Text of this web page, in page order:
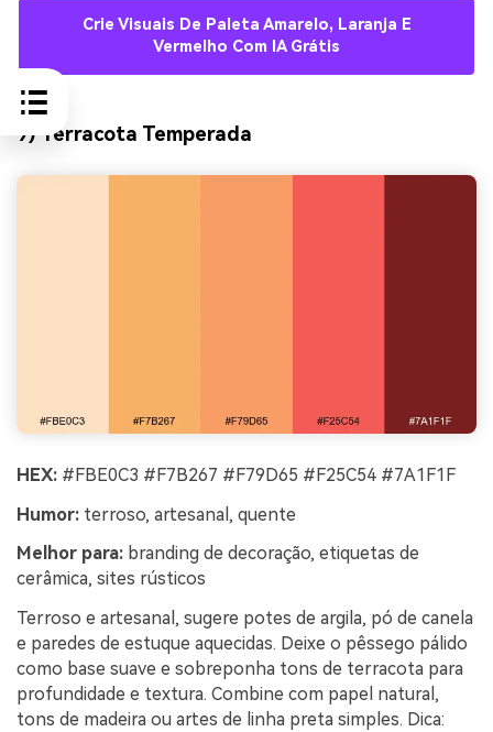
Crie Visuais De Paleta Amarelo, Laranja E
Vermelho Com IA Grátis
9) Terracota Temperada
HEX: #FBE0C3 #F7B267 #F79D65 #F25C54 #7A1F1F
Humor: terroso, artesanal, quente
Melhor para: branding de decoração, etiquetas de
cerâmica, sites rústicos
Terroso e artesanal, sugere potes de argila, pó de canela
e paredes de estuque aquecidas. Deixe o pêssego pálido
como base suave e sobreponha tons de terracota para
profundidade e textura. Combine com papel natural,
tons de madeira ou artes de linha preta simples. Dica: